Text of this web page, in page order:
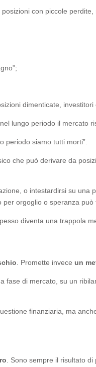
con piccole
dimenticate,
lungo periodo il
periodo siamo tutti morti”.
che può derivare da
o intestardirsi su una
orgoglio o speranza
diventa una trappola
. Promette invece un
fase di mercato, su un
finanziaria, ma
. Sono sempre il risultato di